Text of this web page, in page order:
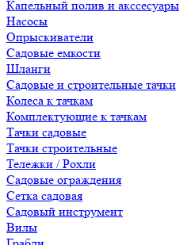
Капельный полив и акссесуары
Насосы
Опрыскиватели
Садовые емкости
Шланги
Садовые и строительные тачки
Колеса к тачкам
Комплектующие к тачкам
Тачки садовые
Тачки строительные
Тележки / Рохли
Садовые ограждения
Сетка садовая
Садовый инструмент
Вилы